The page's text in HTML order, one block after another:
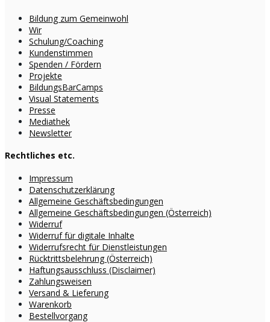
Bildung zum Gemeinwohl
Wir
Schulung/Coaching
Kundenstimmen
Spenden / Fördern
Projekte
BildungsBarCamps
Visual Statements
Presse
Mediathek
Newsletter
Rechtliches etc.
Impressum
Datenschutzerklärung
Allgemeine Geschäftsbedingungen
Allgemeine Geschäftsbedingungen (Österreich)
Widerruf
Widerruf für digitale Inhalte
Widerrufsrecht für Dienstleistungen
Rücktrittsbelehrung (Österreich)
Haftungsausschluss (Disclaimer)
Zahlungsweisen
Versand & Lieferung
Warenkorb
Bestellvorgang